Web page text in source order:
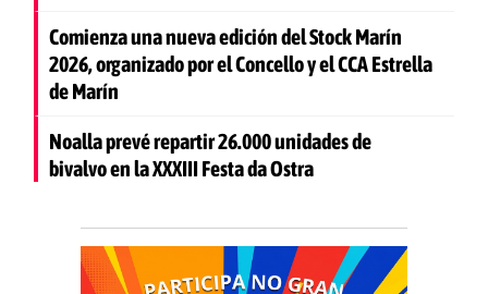
Comienza una nueva edición del Stock Marín
2026, organizado por el Concello y el CCA Estrella
de Marín
Noalla prevé repartir 26.000 unidades de
bivalvo en la XXXIII Festa da Ostra